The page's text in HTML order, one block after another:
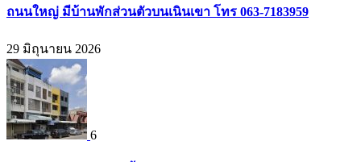
ถนนใหญ่ มีบ้านพักส่วนตัวบนเนินเขา โทร 063-7183959
29 มิถุนายน 2026
6